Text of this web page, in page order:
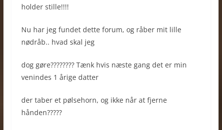
holder stille!!!!
Nu har jeg fundet dette forum, og råber mit lille
nødråb.. hvad skal jeg
dog gøre???????? Tænk hvis næste gang det er min
venindes 1 årige datter
der taber et pølsehorn, og ikke når at fjerne
hånden?????